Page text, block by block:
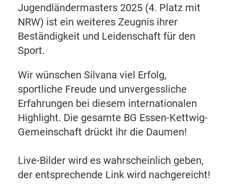
Jugendländermasters 2025 (4. Platz mit
NRW) ist ein weiteres Zeugnis ihrer
Beständigkeit und Leidenschaft für den
Sport.
Wir wünschen Silvana viel Erfolg,
sportliche Freude und unvergessliche
Erfahrungen bei diesem internationalen
Highlight. Die gesamte BG Essen-Kettwig-
Gemeinschaft drückt ihr die Daumen!
Live-Bilder wird es wahrscheinlich geben,
der entsprechende Link wird nachgereicht!